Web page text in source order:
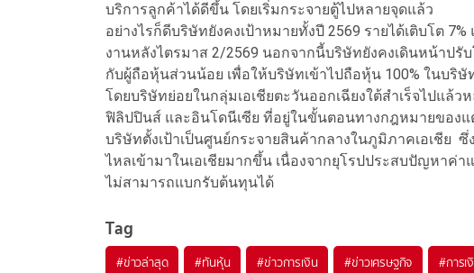
บริการลูกค้าได้ดีขึ้น โดยเริ่มกระจายตู้ไปหลายจุดแล้ว
อย่างไรก็ดีบริษัทยังคงเป้าหมายทั้งปี 2569 รายได้เติบโต
งานหลังไตรมาส 2/2569 นอกจากนี้บริษัทยังคงเดินหน้าปรั
กับผู้ถือหุ้นส่วนน้อย เพื่อให้บริษัทเข้าไปถือหุ้น 100% ในบริษั
โดยบริษัทย่อยในกลุ่มเอเชียตะวันออกเฉียงใต้สำเร็จไปแล้ว
ฟิลิปปินส์ และอินโดนีเซีย ที่อยู่ในขั้นตอนทางกฎหมายของแต่
บริษัทตั้งเป้าเป็นศูนย์กระจายสินค้ากลางในภูมิภาคเอเชีย
ไหลเข้ามาในเอเชียมากขึ้น เนื่องจากยุโรปประสบปัญหาค่
ไม่สามารถแบกรับต้นทุนได้
Tag
#ข่าวล่าสุด #ทันหุ้น #ข่าวการเงิน #ข่าวเศรษฐกิจ #การเ